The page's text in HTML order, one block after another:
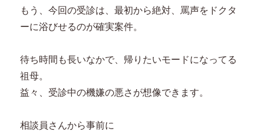
もう、今回の受診は、最初から絶対、罵声をドクタ
ーに浴びせるのが確実案件。
待ち時間も長いなかで、帰りたいモードになってる
祖母。
益々、受診中の機嫌の悪さが想像できます。
相談員さんから事前に